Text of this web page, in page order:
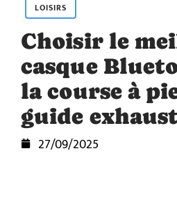
LOISIRS
Choisir le
casque
la course à
guide
27/09/2025